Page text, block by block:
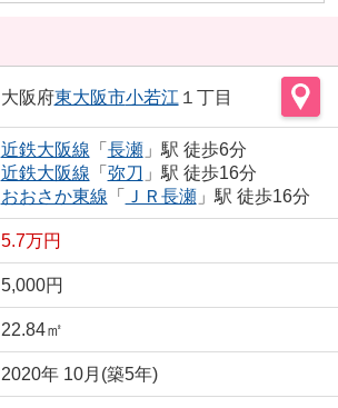
大阪府東大阪市小若江 １丁目
近鉄大阪線 「 長瀬」駅 徒歩6分
近鉄大阪線 「 弥刀 」駅 徒歩16分
おおさか東線 「 ＪＲ長瀬」駅 徒歩16分
5.7万円
5,000円
22.84㎡
2020年 10月(築5年)